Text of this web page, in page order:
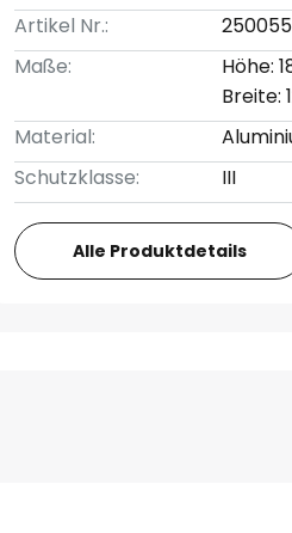
Artikel Nr.:
Maße:
Höhe:
Breite:
Material:
Schutzklasse:
III
Alle Produktdetails